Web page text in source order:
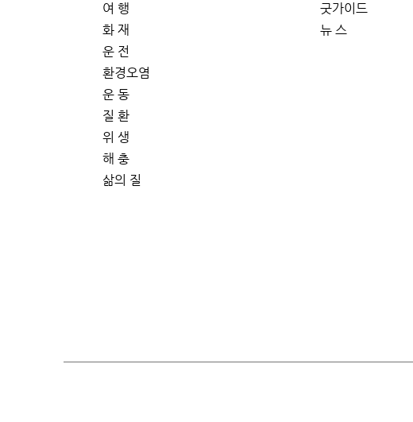
여 행
화 재
운 전
환경오염
운 동
질 환
위 생
해 충
삶의 질
굿가이드
뉴 스